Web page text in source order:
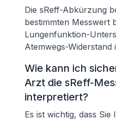
Die sReff-Abkürzung
bestimmten Messwert
Lungenfunktion-
Atemwegs-
Wie kann ich
Arzt die sReff-
interpretiert?
Es ist wichtig, dass